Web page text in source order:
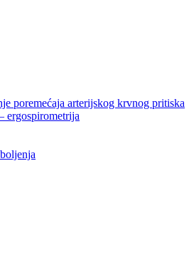
poremećaja arterijskog krvnog pritiska
ergospirometrija